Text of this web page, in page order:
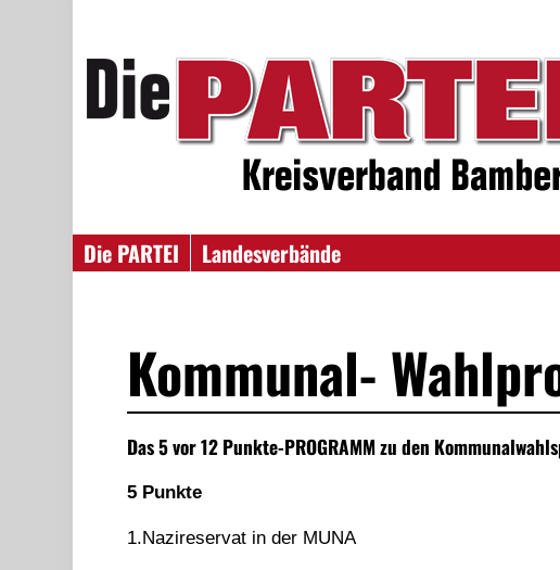
Die PARTEI
Landesverbände
Kommunal-
Das 5 vor 12 Punkte-PROGRAMM zu den
5 Punkte
1.Nazireservat in der MUNA